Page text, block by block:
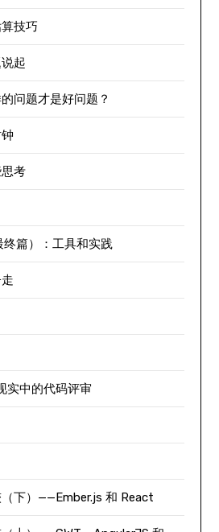
技巧
起
问题才是好问题？
考
篇）：工具和实践
实中的代码评审
下）——Ember.js 和 React